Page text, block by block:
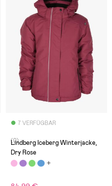
7 VERFÜGBAR
(0)
Lindberg Iceberg Winterjacke,
Dry Rose